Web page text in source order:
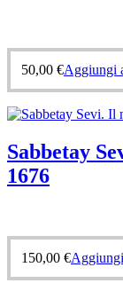
50,00 €Aggiungi
Sabbetay
1676
150,00 €